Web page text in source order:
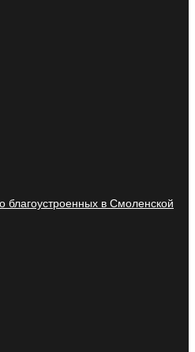
благоустроенных в Смоленской